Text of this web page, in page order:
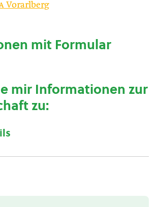
Vorarlberg
mit Formular
mir Informationen zur
zu: